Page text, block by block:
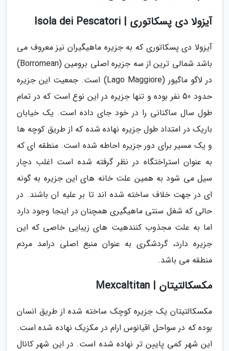
آیزولا دی پسکاتوری | Isola dei Pescatori
آیزولا دی پسکاتوری که به جزیره ماهیگیران نیز معروف می
باشد شمالی ترین از سه جزیره اصلی برومین (Borromean)
در لاگو ماگیور (Lago Maggiore) است. جمعیت این جزیره
حدود 50 نفر بوده و تنها جزیره در این نوع است که در تمام
طول سال ساکنانی را در خود جای داده است. یک خیابان
باریک در امتداد طول جزیره نهاده شده که از طریق کوچه ها
و یک مسیر برای دور جزیره احاطه شده است. منطقه ای که
به عنوان استراختگاه در نظر گرفته شده است اغلب دچار
سیل می شود به همین علت خانه های این جزیره به گونه
ای در جهت خلاف ساخته شده اند تا بر علیه ان باشند. در
حالی که شغل سنتی ماهیگیری همچنان در اینجا وجود دارد
اما به علت مجذوب کنندهیت های زیبایی خاصی که این
جزیره دارد، گردشگری به عنوان منبع اصلی درامد مردم
منطقه می باشد.
مکسکالتیتان | Mexcaltitan
مکسکالتیتان یک جزیره کوچک ساخته شده از طریق انسان
بوده که در سواحل اقیانوس ارام در مکزیک نهاده شده است.
این شهر کمی پایین تر نهاده شده است. در این شهر کانال